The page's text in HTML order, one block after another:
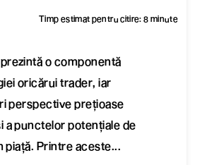
Timp estimat pentru citire: 8 minute
o componentă
oricărui trader, iar
perspective prețioase
a punctelor potențiale de
piață. Printre aceste...